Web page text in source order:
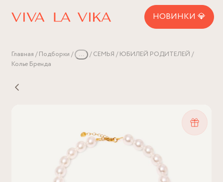
НОВИНКИ 💎
Главная Подборки ... СЕМЬЯ
ЮБИЛЕЙ РОДИТЕЛЕЙ
Колье Бренда